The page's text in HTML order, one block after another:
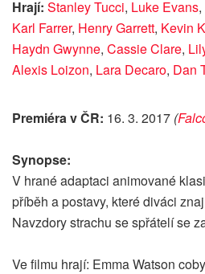
Hrají: Stanley Tucci, Luke Evans,
Karl Farrer, Henry Garrett, Kevin
Haydn Gwynne, Cassie Clare,
Alexis Loizon, Lara Decaro, Dan
Premiéra v ČR: 16. 3. 2017 (
Synopse:
V hrané adaptaci animované
příběh a postavy, které diváci
Navzdory strachu se spřátelí se
Ve filmu hrají: Emma Watson